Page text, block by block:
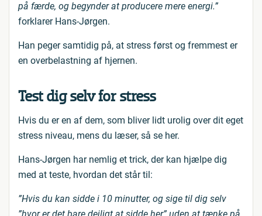
på færde, og begynder at producere mere energi.”
forklarer Hans-Jørgen.
Han peger samtidig på, at stress først og fremmest er
en overbelastning af hjernen.
Test dig selv for stress
Hvis du er en af dem, som bliver lidt urolig over dit eget
stress niveau, mens du læser, så se her.
Hans-Jørgen har nemlig et trick, der kan hjælpe dig
med at teste, hvordan det står til:
”Hvis du kan sidde i 10 minutter, og sige til dig selv